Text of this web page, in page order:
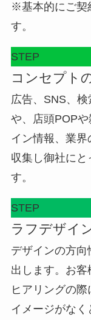
※基本的にご契
す。
STEP
コンセプト
広告、SNS、
や、店頭POP
イン情報、業
収集し御社にと
す。
STEP
ラフデザイ
デザインの方
出します。お
ヒアリングの
イメージがな